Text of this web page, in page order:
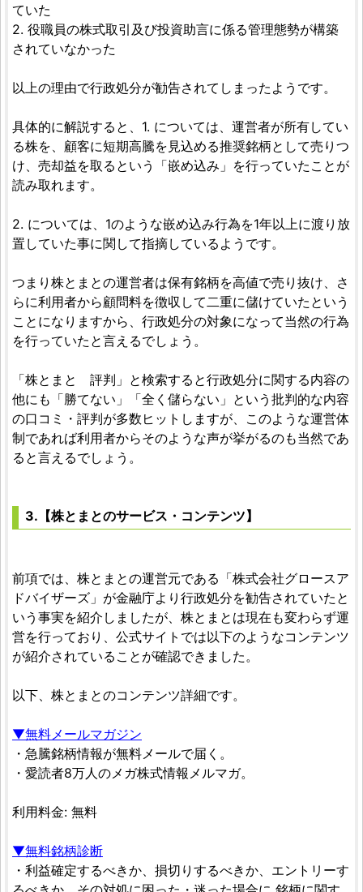
ていた
2. 役職員の株式取引及び投資助言に係る管理態勢が構築
されていなかった
以上の理由で行政処分が勧告されてしまったようです。
具体的に解説すると、1. については、運営者が所有してい
る株を、顧客に短期高騰を見込める推奨銘柄として売りつ
け、売却益を取るという「嵌め込み」を行っていたことが
読み取れます。
2. については、1のような嵌め込み行為を1年以上に渡り放
置していた事に関して指摘しているようです。
つまり株とまとの運営者は保有銘柄を高値で売り抜け、さ
らに利用者から顧問料を徴収して二重に儲けていたという
ことになりますから、行政処分の対象になって当然の行為
を行っていたと言えるでしょう。
「株とまと 評判」と検索すると行政処分に関する内容の
他にも「勝てない」「全く儲らない」という批判的な内容
の口コミ・評判が多数ヒットしますが、このような運営体
制であれば利用者からそのような声が挙がるのも当然であ
ると言えるでしょう。
3.【株とまとのサービス・コンテンツ】
前項では、株とまとの運営元である「株式会社グロースア
ドバイザーズ」が金融庁より行政処分を勧告されていたと
いう事実を紹介しましたが、株とまとは現在も変わらず運
営を行っており、公式サイトでは以下のようなコンテンツ
が紹介されていることが確認できました。
以下、株とまとのコンテンツ詳細です。
▼無料メールマガジン
・急騰銘柄情報が無料メールで届く。
・愛読者8万人のメガ株式情報メルマガ。
利用料金: 無料
▼無料銘柄診断
・利益確定するべきか、損切りするべきか、エントリーす